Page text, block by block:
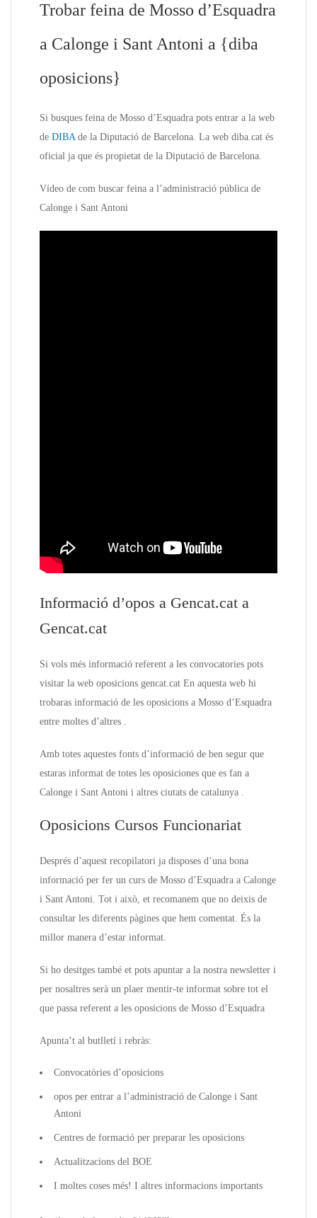
Trobar feina de Mosso d’Esquadra
a Calonge i Sant Antoni a {diba
oposicions}
Si busques feina de Mosso d’Esquadra pots entrar a la web
de DIBAde la Diputació de Barcelona. La web diba.cat és
oficial ja que és propietat de la Diputació de Barcelona.
Vídeo de com buscar feina a l’administració pública de
Calonge i Sant Antoni
Informació d’opos a Gencat.cat a
Gencat.cat
Si vols més informació referent a les convocatories pots
visitar la web oposicions gencat.cat En aquesta web hi
trobaras informació de les oposicions a Mosso d’Esquadra
entre moltes d’altres .
Amb totes aquestes fonts d’informació de ben segur que
estaras informat de totes les oposiciones que es fan a
Calonge i Sant Antoni i altres ciutats de catalunya .
Oposicions Cursos Funcionariat
Després d’aquest recopilatori ja disposes d’una bona
informació per fer un curs de Mosso d’Esquadra a Calonge
i Sant Antoni. Tot i això, et recomanem que no deixis de
consultar les diferents pàgines que hem comentat. És la
millor manera d’estar informat.
Si ho desitges també et pots apuntar a la nostra newsletter i
per nosaltres serà un plaer mentir-te informat sobre tot el
que passa referent a les oposicions de Mosso d’Esquadra
Apunta’t al butlletí i rebràs:
Convocatòries d’oposicions
opos per entrar a l’administració de Calonge i Sant
Antoni
Centres de formació per preparar les oposicions
Actualitzacions del BOE
I moltes coses més! I altres informacions importants